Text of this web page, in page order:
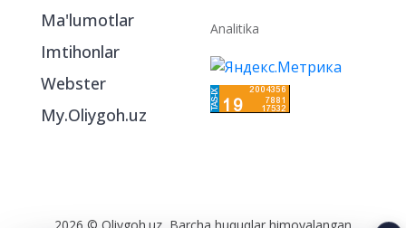
Ma'lumotlar
Imtihonlar
Webster
My.Oliygoh.uz
Analitika